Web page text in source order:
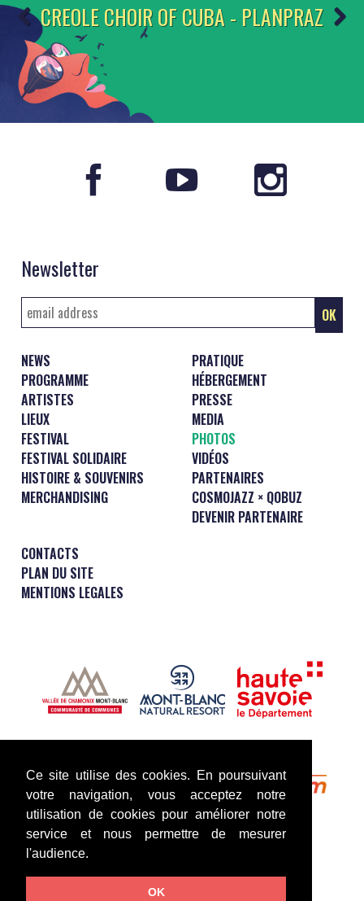
Ce site utilise des cookies. En poursuivant
votre navigation, vous acceptez notre
utilisation de cookies pour améliorer notre
service et nous permettre de mesurer
l'audience.
OK
CREOLE CHOIR OF CUBA - PLANPRAZ
Newsletter
NEWS
PROGRAMME
ARTISTES
LIEUX
FESTIVAL
FESTIVAL SOLIDAIRE
HISTOIRE & SOUVENIRS
MERCHANDISING
PRATIQUE
HÉBERGEMENT
PRESSE
MEDIA
PHOTOS
VIDÉOS
PARTENAIRES
COSMOJAZZ × QOBUZ
DEVENIR PARTENAIRE
CONTACTS
PLAN DU SITE
MENTIONS LEGALES